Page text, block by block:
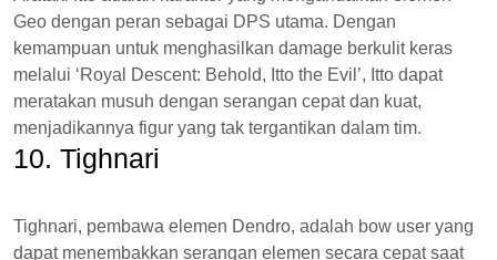
Geo dengan peran sebagai DPS utama. Dengan
kemampuan untuk menghasilkan damage berkulit keras
melalui ‘Royal Descent: Behold, Itto the Evil’, Itto dapat
meratakan musuh dengan serangan cepat dan kuat,
menjadikannya figur yang tak tergantikan dalam tim.
10. Tighnari
Tighnari, pembawa elemen Dendro, adalah bow user yang
dapat menembakkan serangan elemen secara cepat saat